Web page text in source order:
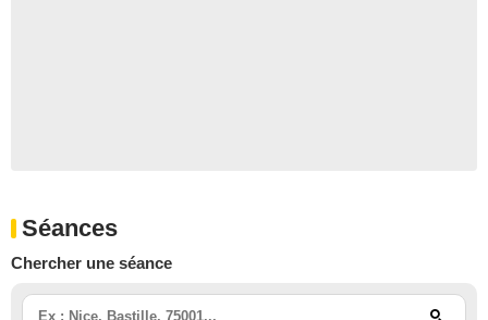
Séances
Chercher une séance